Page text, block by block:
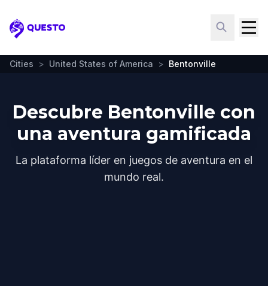
Questo
Cities > United States of America > Bentonville
Descubre Bentonville con
una aventura gamificada
La plataforma líder en juegos de aventura en el
mundo real.